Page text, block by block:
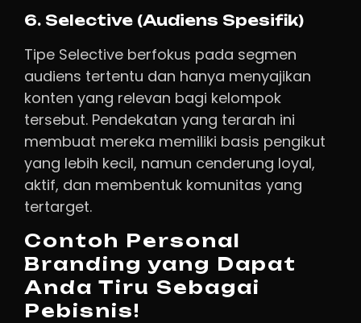
6. Selective (Audiens Spesifik)
Tipe Selective berfokus pada segmen
audiens tertentu dan hanya menyajikan
konten yang relevan bagi kelompok
tersebut. Pendekatan yang terarah ini
membuat mereka memiliki basis pengikut
yang lebih kecil, namun cenderung loyal,
aktif, dan membentuk komunitas yang
tertarget.
Contoh Personal
Branding yang Dapat
Anda Tiru Sebagai
Pebisnis!